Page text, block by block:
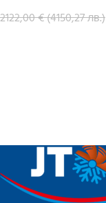
2122,00€(4150,27лв.)